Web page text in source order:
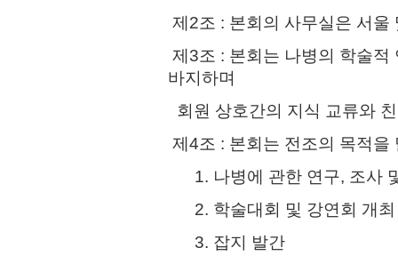
제2조 : 본회의 사무실은 서울
제3조 : 본회는 나병의 학술
바지하며
회원 상호간의 지식 교류와
제4조 : 본회는 전조의 목적
1. 나병에 관한 연구, 조사
2. 학술대회 및 강연회 개최
3. 잡지 발간